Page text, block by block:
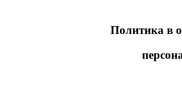
Политика в